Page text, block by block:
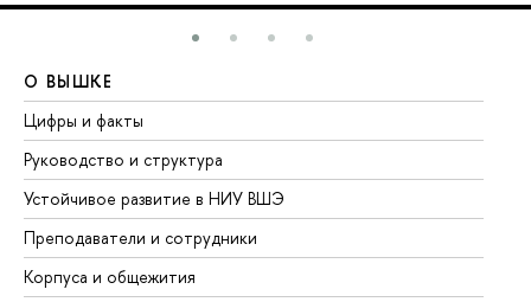
О ВЫШКЕ
Цифры и факты
Руководство и структура
Устойчивое развитие в НИУ ВШЭ
Преподаватели и сотрудники
Корпуса и общежития